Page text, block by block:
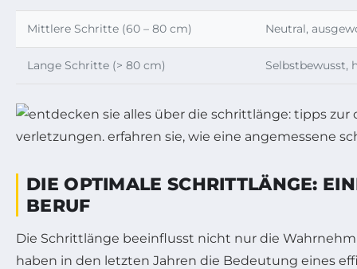
Mittlere Schritte (60 – 80 cm) Neutral,
Lange Schritte (> 80 cm) Selbstbewusst,
DIE OPTIMALE SCHRITTLÄNGE:
BERUF
Die Schrittlänge beeinflusst nicht nur die
haben in den letzten Jahren die Bedeutung eines